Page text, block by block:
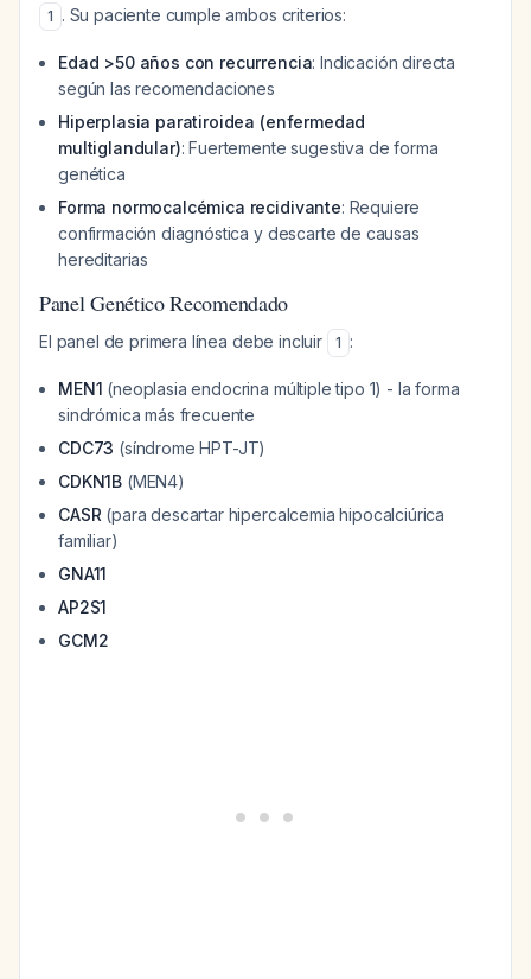
1 . Su paciente cumple ambos criterios:
Edad >50 años con recurrencia: Indicación directa
según las recomendaciones
Hiperplasia paratiroidea (enfermedad
multiglandular): Fuertemente sugestiva de forma
genética
Forma normocalcémica recidivante: Requiere
confirmación diagnóstica y descarte de causas
hereditarias
Panel Genético Recomendado
El panel de primera línea debe incluir 1 :
MEN1 (neoplasia endocrina múltiple tipo 1) - la forma
sindrómica más frecuente
CDC73 (síndrome HPT-JT)
CDKN1B (MEN4)
CASR (para descartar hipercalcemia hipocalciúrica
familiar)
GNA11
AP2S1
GCM2